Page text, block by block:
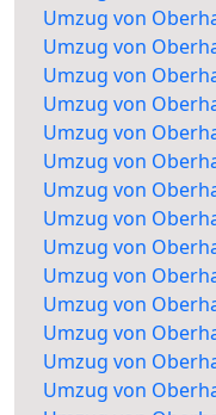
Umzug von
Umzug von
Umzug von
Umzug von
Umzug von
Umzug von
Umzug von
Umzug von
Umzug von
Umzug von
Umzug von
Umzug von
Umzug von
Umzug von